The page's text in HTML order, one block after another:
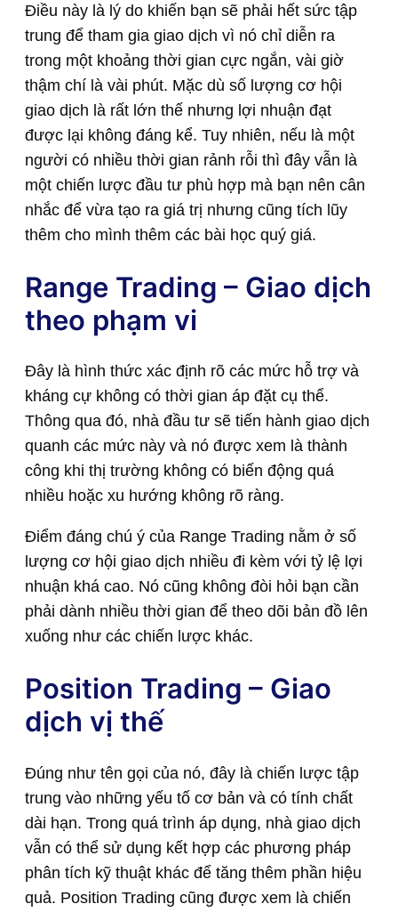
Điều này là lý do khiến bạn sẽ phải hết sức tập
trung để tham gia giao dịch vì nó chỉ diễn ra
trong một khoảng thời gian cực ngắn, vài giờ
thậm chí là vài phút. Mặc dù số lượng cơ hội
giao dịch là rất lớn thế nhưng lợi nhuận đạt
được lại không đáng kể. Tuy nhiên, nếu là một
người có nhiều thời gian rảnh rỗi thì đây vẫn là
một chiến lược đầu tư phù hợp mà bạn nên cân
nhắc để vừa tạo ra giá trị nhưng cũng tích lũy
thêm cho mình thêm các bài học quý giá.
Range Trading – Giao dịch
theo phạm vi
Đây là hình thức xác định rõ các mức hỗ trợ và
kháng cự không có thời gian áp đặt cụ thể.
Thông qua đó, nhà đầu tư sẽ tiến hành giao dịch
quanh các mức này và nó được xem là thành
công khi thị trường không có biến động quá
nhiều hoặc xu hướng không rõ ràng.
Điểm đáng chú ý của Range Trading nằm ở số
lượng cơ hội giao dịch nhiều đi kèm với tỷ lệ lợi
nhuận khá cao. Nó cũng không đòi hỏi bạn cần
phải dành nhiều thời gian để theo dõi bản đồ lên
xuống như các chiến lược khác.
Position Trading – Giao
dịch vị thế
Đúng như tên gọi của nó, đây là chiến lược tập
trung vào những yếu tố cơ bản và có tính chất
dài hạn. Trong quá trình áp dụng, nhà giao dịch
vẫn có thể sử dụng kết hợp các phương pháp
phân tích kỹ thuật khác để tăng thêm phần hiệu
quả. Position Trading cũng được xem là chiến